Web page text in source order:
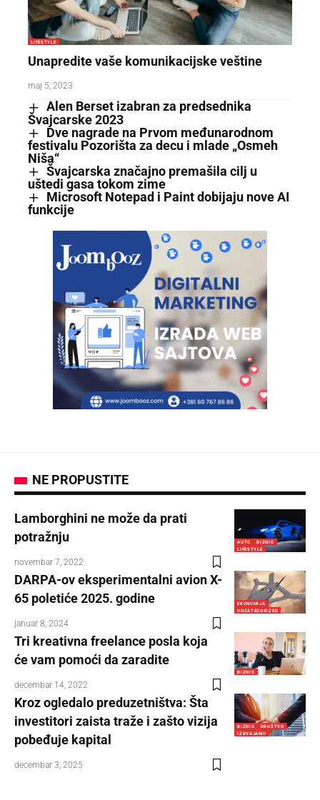
LIFESTYLE
Unapredite vaše komunikacijske veštine
maj 5, 2023
Alen Berset izabran za predsednika
Švajcarske 2023
Dve nagrade na Prvom međunarodnom
festivalu Pozorišta za decu i mlade „Osmeh
Niša“
Švajcarska značajno premašila cilj u
uštedi gasa tokom zime
Microsoft Notepad i Paint dobijaju nove AI
funkcije
NE PROPUSTITE
AUTO
BIZNIS
LIFESTYLE
Lamborghini ne može da prati
potražnju
novembar 7, 2022
EKONOMIJA
UNCATEGORIZED
DARPA-ov eksperimentalni avion X-
65 poletiće 2025. godine
januar 8, 2024
BIZNIS
Tri kreativna freelance posla koja
će vam pomoći da zaradite
decembar 14, 2022
BIZNIS
DRUŠTVO
IZDVAJAMO
Kroz ogledalo preduzetništva: Šta
investitori zaista traže i zašto vizija
pobeđuje kapital
decembar 3, 2025